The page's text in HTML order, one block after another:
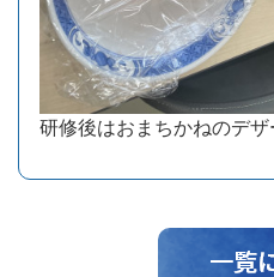
研修後はおまちかねのデザ